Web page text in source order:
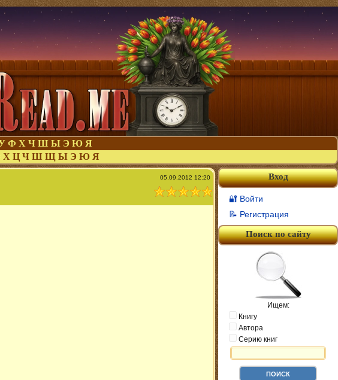
Ф Х Ч Ш Ы Э Ю Я
Х Ц Ч Ш Щ Ы Э Ю Я
05.09.2012 12:20 Вход
🔐 Войти
📝 Регистрация
Поиск по сайту
Ищем:
Книгу
Автора
Серию книг